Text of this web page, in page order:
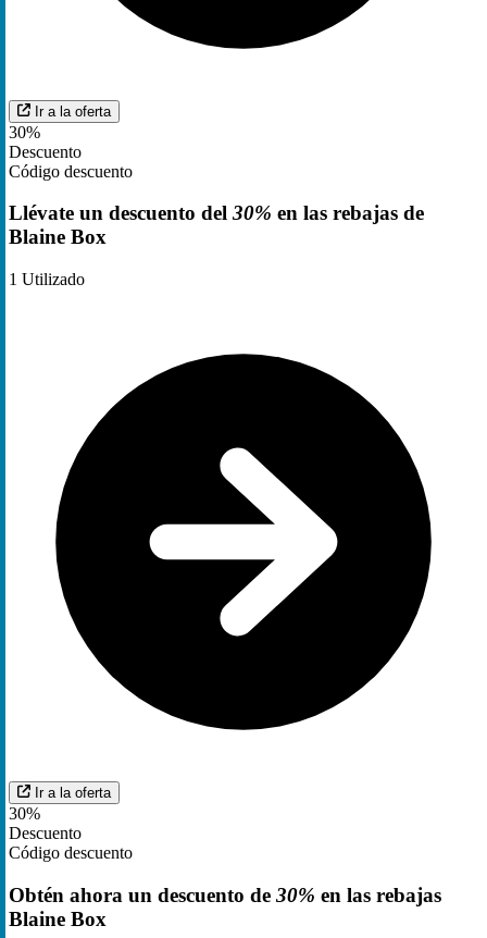
Ir a la oferta
30%
Descuento
Código descuento
Llévate un descuento del 30% en las rebajas de
Blaine Box
1 Utilizado
Ir a la oferta
30%
Descuento
Código descuento
Obtén ahora un descuento de 30% en las rebajas
Blaine Box